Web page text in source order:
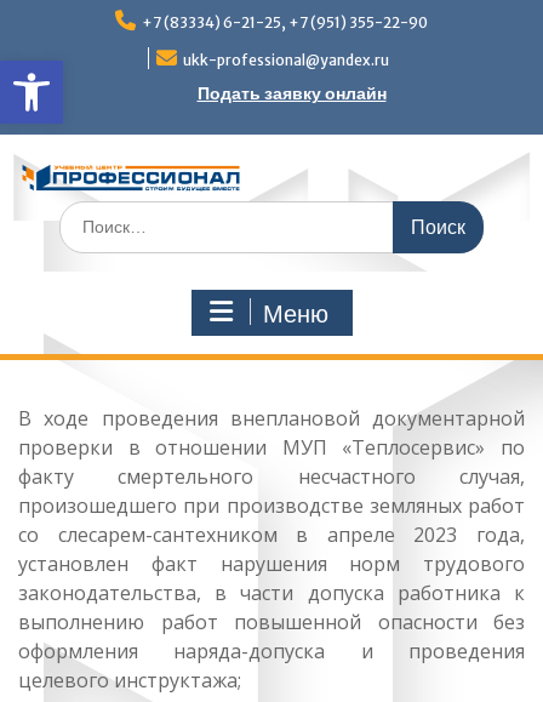
Открыть панель
содержимому
+7 (83334) 6-21-25, +7 (951) 355-22-90
ukk-professional@yandex.ru
Подать заявку онлайн
Поиск
по:
Меню
В ходе проведения внеплановой документарной
проверки в отношении МУП «Теплосервис» по
факту смертельного несчастного случая,
произошедшего при производстве земляных работ
со слесарем-сантехником в апреле 2023 года,
установлен факт нарушения норм трудового
законодательства, в части допуска работника к
выполнению работ повышенной опасности без
оформления наряда-допуска и проведения
целевого инструктажа;